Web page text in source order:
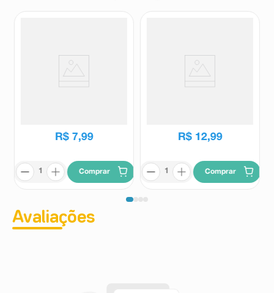
R$ 7,99
Comprar
R$ 12,99
Comprar
Avaliações